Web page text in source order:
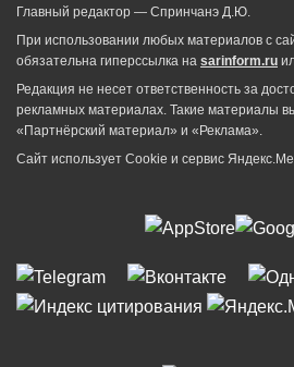
Главный редактор — Спринчанэ Д.Ю.
При использовании любых материалов с
обязательна гиперссылка на sarinform.ru
Редакция не несет ответственность за
рекламных материалах. Такие материалы
«Партнёрский материал» и «Реклама».
Сайт использует Cookie и сервиc